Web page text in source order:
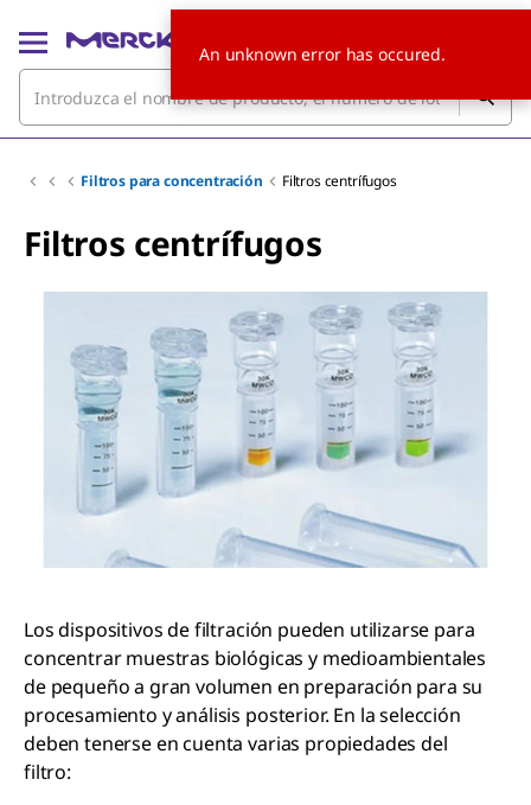
Filtros para concentración Filtros centrífugos
Filtros centrífugos
Los dispositivos de filtración pueden utilizarse para
concentrar muestras biológicas y medioambientales
de pequeño a gran volumen en preparación para su
procesamiento y análisis posterior. En la selección
deben tenerse en cuenta varias propiedades del
filtro:
An unknown error has occured.